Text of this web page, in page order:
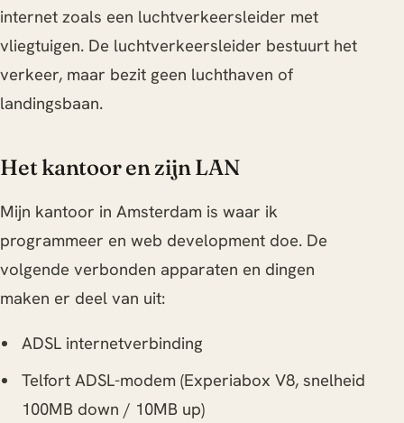
internet zoals een luchtverkeersleider met
vliegtuigen. De luchtverkeersleider bestuurt het
verkeer, maar bezit geen luchthaven of
landingsbaan.
Het kantoor en zijn LAN
Mijn kantoor in Amsterdam is waar ik
programmeer en web development doe. De
volgende verbonden apparaten en dingen
maken er deel van uit:
ADSL internetverbinding
Telfort ADSL-modem (Experiabox V8, snelheid
100MB down / 10MB up)